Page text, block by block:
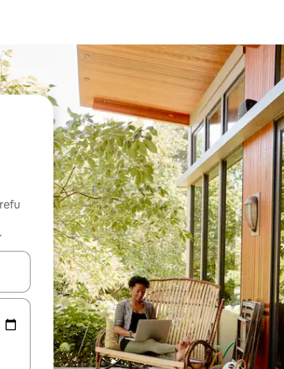
vitufe vya vishale vya juu na chini au uchunguze kwa